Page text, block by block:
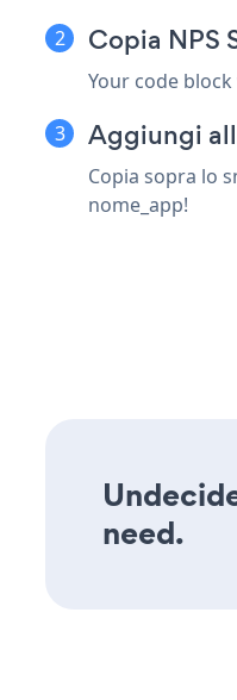
Copia NPS
Your code
Aggiungi
Copia sopra lo
nome_app!
need.